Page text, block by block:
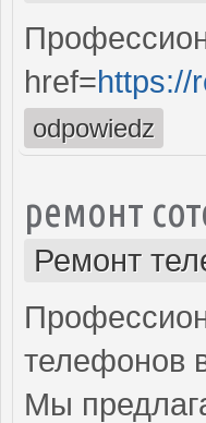
href=https://
odpowiedz
ремонт
Ремонт
телефонов
Мы